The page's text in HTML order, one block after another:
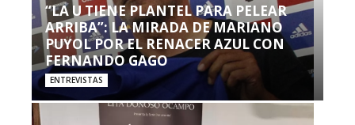
“LA U TIENE PLANTEL PARA PELEAR
ARRIBA”: LA MIRADA DE MARIANO
PUYOL POR EL RENACER AZUL CON
FERNANDO GAGO
ENTREVISTAS